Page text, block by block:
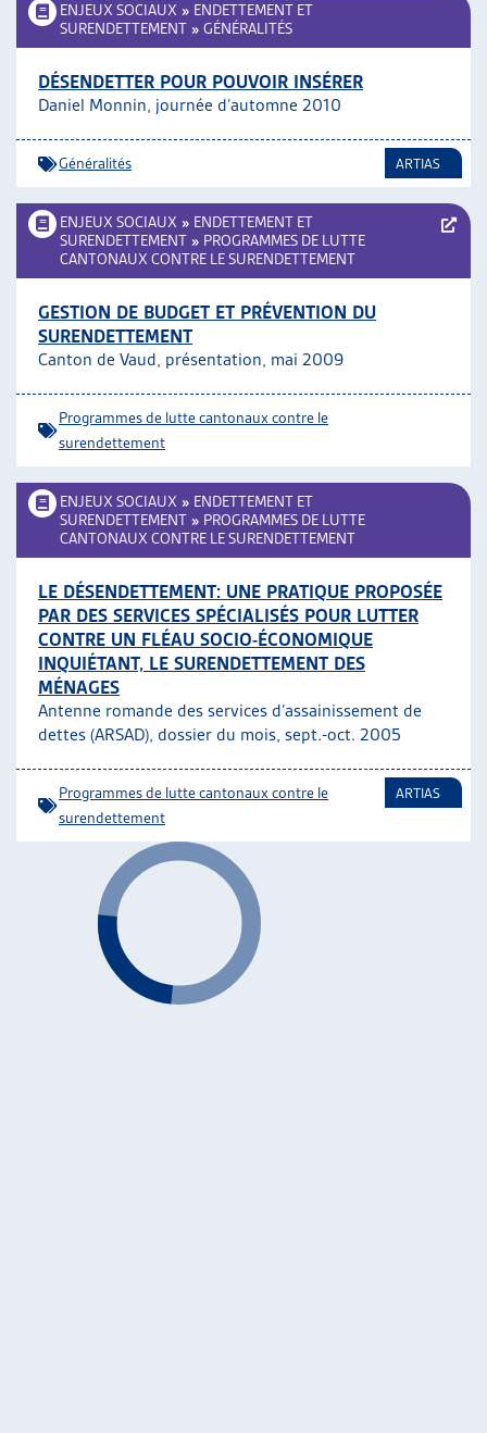
ENJEUX SOCIAUX » ENDETTEMENT ET
SURENDETTEMENT » GÉNÉRALITÉS
DÉSENDETTER POUR POUVOIR INSÉRER
Daniel Monnin, journée d’automne 2010
Généralités ARTIAS
ENJEUX SOCIAUX » ENDETTEMENT ET
SURENDETTEMENT » PROGRAMMES DE LUTTE
CANTONAUX CONTRE LE SURENDETTEMENT
GESTION DE BUDGET ET PRÉVENTION DU
SURENDETTEMENT
Canton de Vaud, présentation, mai 2009
Programmes de lutte cantonaux contre le
surendettement
ENJEUX SOCIAUX » ENDETTEMENT ET
SURENDETTEMENT » PROGRAMMES DE LUTTE
CANTONAUX CONTRE LE SURENDETTEMENT
LE DÉSENDETTEMENT: UNE PRATIQUE PROPOSÉE
PAR DES SERVICES SPÉCIALISÉS POUR LUTTER
CONTRE UN FLÉAU SOCIO-ÉCONOMIQUE
INQUIÉTANT, LE SURENDETTEMENT DES
MÉNAGES
Antenne romande des services d’assainissement de
dettes (ARSAD), dossier du mois, sept.-oct. 2005
Programmes de lutte cantonaux contre le
surendettement
ARTIAS